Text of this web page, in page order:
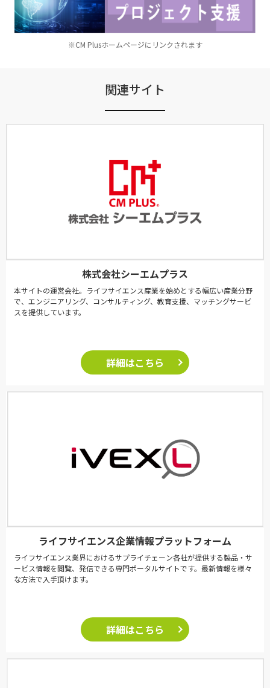
※CM Plusホームページにリンクされます
関連サイト
株式会社シーエムプラス
本サイトの運営会社。ライフサイエンス産業を始めとする幅広い産業分野
で、エンジニアリング、コンサルティング、教育支援、マッチングサービ
スを提供しています。
詳細はこちら
ライフサイエンス企業情報プラットフォーム
ライフサイエンス業界におけるサプライチェーン各社が提供する製品・サ
ービス情報を閲覧、発信できる専門ポータルサイトです。最新情報を様々
な方法で入手頂けます。
詳細はこちら